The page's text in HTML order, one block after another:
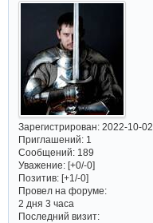
Зарегистрирован: 2022-10-02
Приглашений:1
Сообщений:189
Уважение: [+0/-0]
Позитив: [+1/-0]
Провел на форуме:
2 дня 3 часа
Последний визит: